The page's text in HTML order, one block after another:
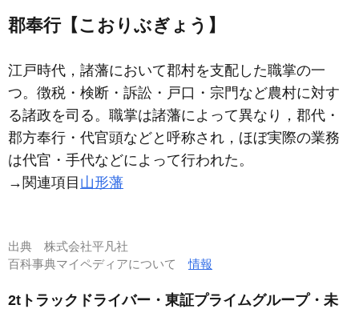
郡奉行【こおりぶぎょう】
江戸時代，諸藩において郡村を支配した職掌の一
つ。徴税・検断・訴訟・戸口・宗門など農村に対す
る諸政を司る。職掌は諸藩によって異なり，郡代・
郡方奉行・代官頭などと呼称され，ほぼ実際の業務
は代官・手代などによって行われた。
→関連項目 山形藩
出典 株式会社平凡社
百科事典マイペディアについて情報
2tトラックドライバー・東証プライムグループ・未